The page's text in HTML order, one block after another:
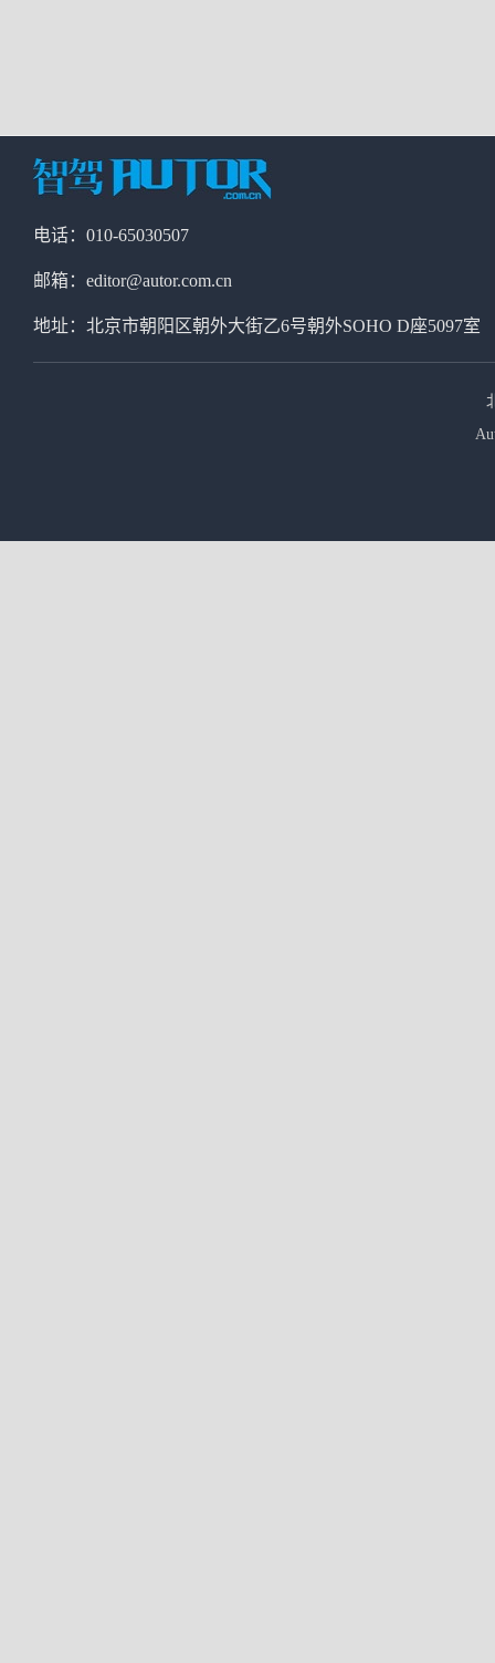
电话：010-65030507
邮箱：editor@autor.com.cn
地址：北京市朝阳区朝外大街乙6号朝外SOHO D座5097室